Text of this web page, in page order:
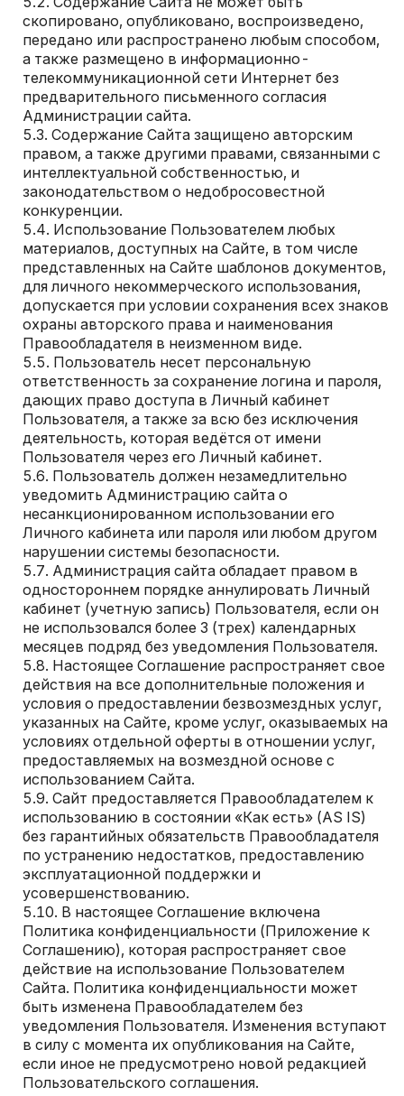
скопировано, опубликовано, воспроизведено,
передано или распространено любым способом,
а также размещено в информационно-
телекоммуникационной сети Интернет без
предварительного письменного согласия
Администрации сайта.
Содержание Сайта защищено авторским
правом, а также другими правами, связанными с
интеллектуальной собственностью, и
законодательством о недобросовестной
конкуренции.
Использование Пользователем любых
материалов, доступных на Сайте, в том числе
представленных на Сайте шаблонов документов,
для личного некоммерческого использования,
допускается при условии сохранения всех знаков
охраны авторского права и наименования
Правообладателя в неизменном виде.
Пользователь несет персональную
ответственность за сохранение логина и пароля,
дающих право доступа в Личный кабинет
Пользователя, а также за всю без исключения
деятельность, которая ведётся от имени
Пользователя через его Личный кабинет.
Пользователь должен незамедлительно
уведомить Администрацию сайта о
несанкционированном использовании его
Личного кабинета или пароля или любом другом
нарушении системы безопасности.
Администрация сайта обладает правом в
одностороннем порядке аннулировать Личный
кабинет (учетную запись) Пользователя, если он
не использовался более 3 (трех) календарных
месяцев подряд без уведомления Пользователя.
Настоящее Соглашение распространяет свое
действия на все дополнительные положения и
условия о предоставлении безвозмездных услуг,
указанных на Сайте, кроме услуг, оказываемых на
условиях отдельной оферты в отношении услуг,
предоставляемых на возмездной основе с
использованием Сайта.
Сайт предоставляется Правообладателем к
использованию в состоянии «Как есть» (AS IS)
без гарантийных обязательств Правообладателя
по устранению недостатков, предоставлению
эксплуатационной поддержки и
усовершенствованию.
В настоящее Соглашение включена
Политика конфиденциальности (Приложение к
Соглашению), которая распространяет свое
действие на использование Пользователем
Сайта. Политика конфиденциальности может
быть изменена Правообладателем без
уведомления Пользователя. Изменения вступают
в силу с момента их опубликования на Сайте,
если иное не предусмотрено новой редакцией
Пользовательского соглашения.